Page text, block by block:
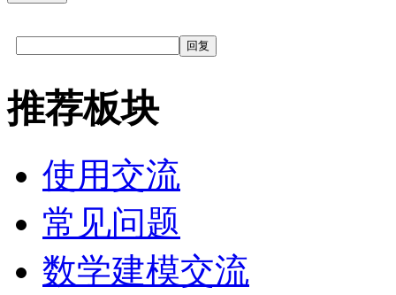
回复
推荐板块
使用交流
常见问题
数学建模交流